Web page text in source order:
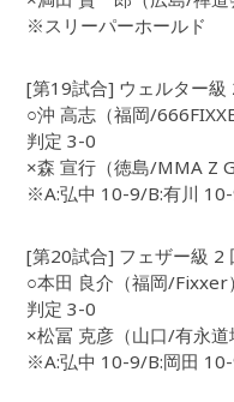
※スリーパーホールド
[第19試合] ウェルター級
○沖 高志（福岡/
判定 3-0
×森 宣行（徳島/MMA Z
※A:弘中 10-9/B:有川
[第20試合] フェザー級 2
○本田 良介（福岡/Fixxer）
判定 3-0
×松冨 克彦（山口/有永道
※A:弘中 10-9/B:岡田